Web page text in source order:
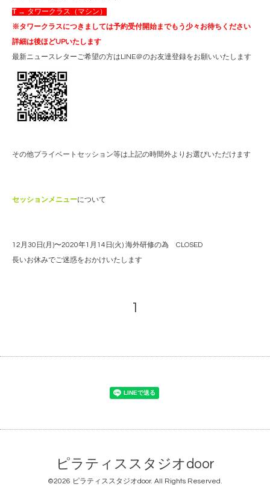
T→ タワークラス（マシン）
※タワークラスにつきましては予約受付開始までもう少々お待ちください
詳細は後ほどUPいたします
最新ニュースレターご希望の方はLINE＠のお友達登録をお願いいたします
その他プライベートセッション等は上記の時間外よりお選びいただけます
セッションメニューについて
12月30日(月)〜2020年1月14日(火) 海外研修の為 CLOSED
長いお休みでご迷惑をおかけいたします
1
ピラティススタジオdoor
©2026 ピラティススタジオdoor. All Rights Reserved.